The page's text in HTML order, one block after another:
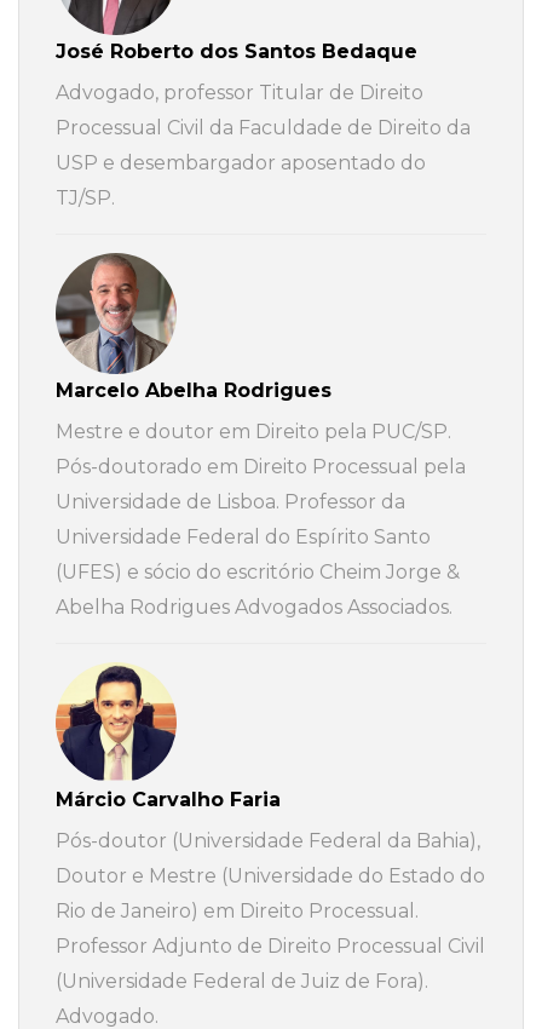
José Roberto dos Santos Bedaque
Advogado, professor Titular de Direito
Processual Civil da Faculdade de Direito da
USP e desembargador aposentado do
TJ/SP.
Marcelo Abelha Rodrigues
Mestre e doutor em Direito pela PUC/SP.
Pós-doutorado em Direito Processual pela
Universidade de Lisboa. Professor da
Universidade Federal do Espírito Santo
(UFES) e sócio do escritório Cheim Jorge &
Abelha Rodrigues Advogados Associados.
Márcio Carvalho Faria
Pós-doutor (Universidade Federal da Bahia),
Doutor e Mestre (Universidade do Estado do
Rio de Janeiro) em Direito Processual.
Professor Adjunto de Direito Processual Civil
(Universidade Federal de Juiz de Fora).
Advogado.